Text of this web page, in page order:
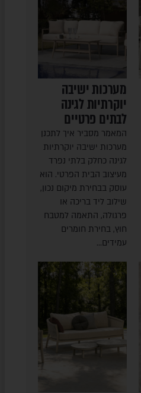
מערכות ישיבה
יוקרתיות לגינה
לבתים פרטיים
המאמר מסביר איך לתכנן
מערכות ישיבה יוקרתיות
לגינה כחלק בלתי נפרד
מעיצוב הבית הפרטי. הוא
עוסק בבחירת מיקום נכון,
שילוב ליד בריכה או
פרגולה, התאמה למטבח
חוץ, בחירת חומרים
עמידים…